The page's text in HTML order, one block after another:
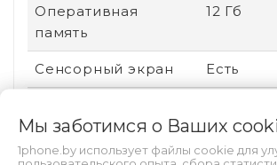
Оперативная
память
12 Гб
Сенсорный экран Есть
2G
4G (LTE),
Мы заботимся о Ваших
1phone.by использует файлы cookie для